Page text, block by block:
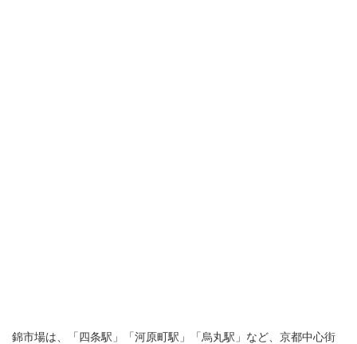
錦市場は、「四条駅」「河原町駅」「烏丸駅」など、京都中心街